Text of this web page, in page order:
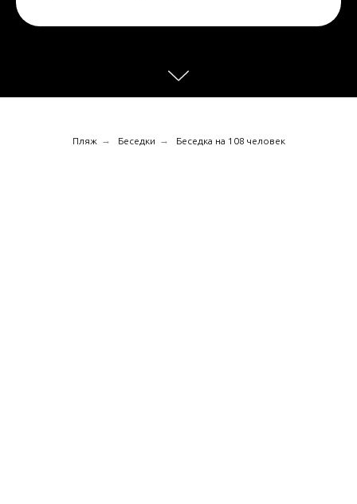
Пляж → Беседки → Беседка на 108 человек